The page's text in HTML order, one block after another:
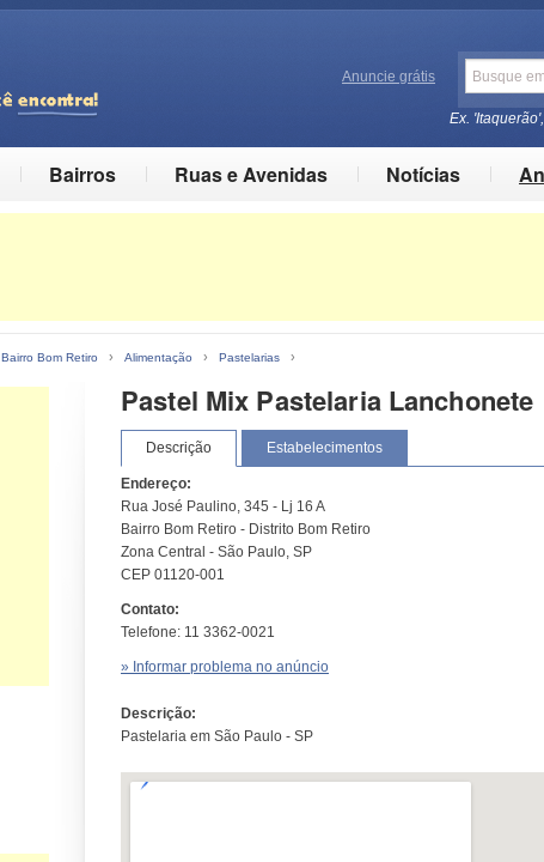
Anuncie grátis
Ex.
Bairros Ruas e Avenidas Notícias
Bairro Bom Retiro › Alimentação › Pastelarias ›
Pastel Mix Pastelaria Lanchonete
Descrição Estabelecimentos
Endereço:
Rua José Paulino, 345 - Lj 16 A
Bairro Bom Retiro - Distrito Bom Retiro
Zona Central - São Paulo, SP
CEP 01120-001
Contato:
Telefone: 11 3362-0021
» Informar problema no anúncio
Descrição:
Pastelaria em São Paulo - SP